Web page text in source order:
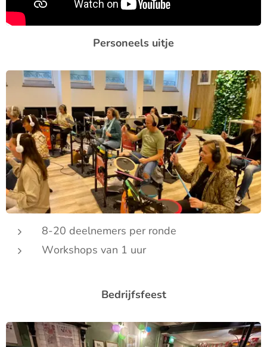
Personeels uitje
8-20 deelnemers per ronde
Workshops van 1 uur
Bedrijfsfeest